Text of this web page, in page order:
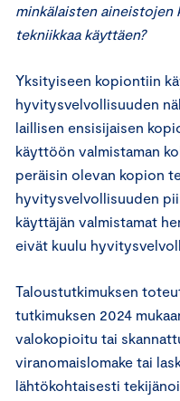
minkälaisten aineistojen
tekniikkaa käyttäen?
Yksityiseen kopiontiin
hyvitysvelvollisuuden
laillisen ensisijaisen
käyttöön valmistaman
peräisin olevan kopion
hyvitysvelvollisuuden
käyttäjän valmistamat
eivät kuulu
Taloustutkimuksen
tutkimuksen 2024
valokopioitu tai
viranomaislomake tai
lähtökohtaisesti